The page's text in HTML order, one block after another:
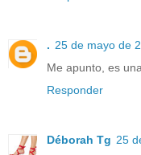
. 25 de mayo de
Me apunto, es
Responder
Déborah Tg 25